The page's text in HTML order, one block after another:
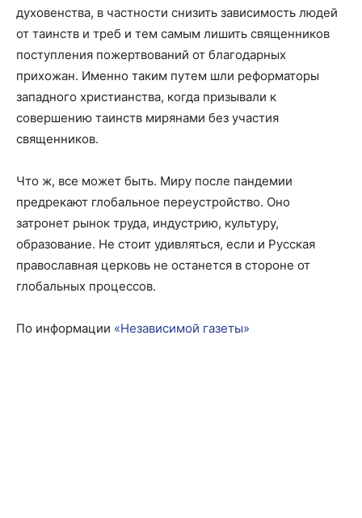
духовенства, в частности снизить зависимость людей
от таинств и треб и тем самым лишить священников
поступления пожертвований от благодарных
прихожан. Именно таким путем шли реформаторы
западного христианства, когда призывали к
совершению таинств мирянами без участия
священников.
Что ж, все может быть. Миру после пандемии
предрекают глобальное переустройство. Оно
затронет рынок труда, индустрию, культуру,
образование. Не стоит удивляться, если и Русская
православная церковь не останется в стороне от
глобальных процессов.
По информации «Независимой газеты»